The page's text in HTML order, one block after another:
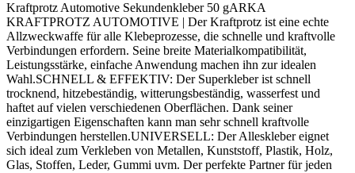
Kraftprotz Automotive Sekundenkleber 50 gARKA
KRAFTPROTZ AUTOMOTIVE | Der Kraftprotz ist eine echte
Allzweckwaffe für alle Klebeprozesse, die schnelle und kraftvolle
Verbindungen erfordern. Seine breite Materialkompatibilität,
Leistungsstärke, einfache Anwendung machen ihn zur idealen
Wahl.SCHNELL & EFFEKTIV: Der Superkleber ist schnell
trocknend, hitzebeständig, witterungsbeständig, wasserfest und
haftet auf vielen verschiedenen Oberflächen. Dank seiner
einzigartigen Eigenschaften kann man sehr schnell kraftvolle
Verbindungen herstellen.UNIVERSELL: Der Alleskleber eignet
sich ideal zum Verkleben von Metallen, Kunststoff, Plastik, Holz,
Glas, Stoffen, Leder, Gummi uvm. Der perfekte Partner für jeden